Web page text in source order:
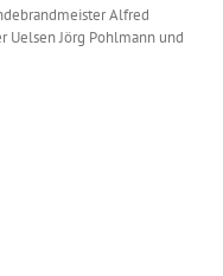
Alfred
Uelsen Jörg Pohlmann und